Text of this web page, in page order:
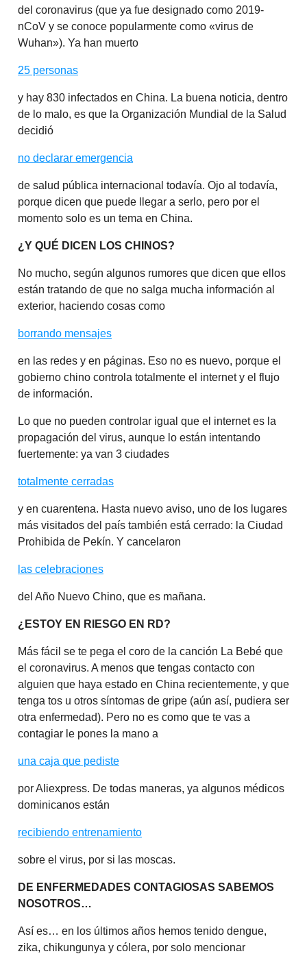
del coronavirus (que ya fue designado como 2019-
nCoV y se conoce popularmente como «virus de
Wuhan»). Ya han muerto
25 personas
y hay 830 infectados en China. La buena noticia, dentro
de lo malo, es que la Organización Mundial de la Salud
decidió
no declarar emergencia
de salud pública internacional todavía. Ojo al todavía,
porque dicen que puede llegar a serlo, pero por el
momento solo es un tema en China.
¿Y QUÉ DICEN LOS CHINOS?
No mucho, según algunos rumores que dicen que ellos
están tratando de que no salga mucha información al
exterior, haciendo cosas como
borrando mensajes
en las redes y en páginas. Eso no es nuevo, porque el
gobierno chino controla totalmente el internet y el flujo
de información.
Lo que no pueden controlar igual que el internet es la
propagación del virus, aunque lo están intentando
fuertemente: ya van 3 ciudades
totalmente cerradas
y en cuarentena. Hasta nuevo aviso, uno de los lugares
más visitados del país también está cerrado: la Ciudad
Prohibida de Pekín. Y cancelaron
las celebraciones
del Año Nuevo Chino, que es mañana.
¿ESTOY EN RIESGO EN RD?
Más fácil se te pega el coro de la canción La Bebé que
el coronavirus. A menos que tengas contacto con
alguien que haya estado en China recientemente, y que
tenga tos u otros síntomas de gripe (aún así, pudiera ser
otra enfermedad). Pero no es como que te vas a
contagiar le pones la mano a
una caja que pediste
por Aliexpress. De todas maneras, ya algunos médicos
dominicanos están
recibiendo entrenamiento
sobre el virus, por si las moscas.
DE ENFERMEDADES CONTAGIOSAS SABEMOS
NOSOTROS…
Así es… en los últimos años hemos tenido dengue,
zika, chikungunya y cólera, por solo mencionar